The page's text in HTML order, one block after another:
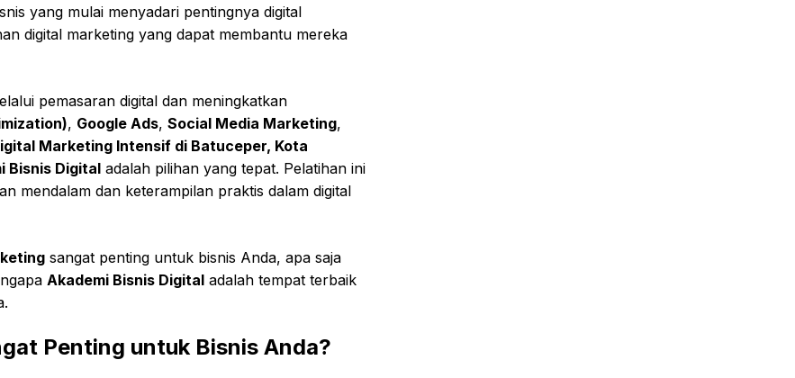
yang mulai menyadari pentingnya digital
digital marketing yang dapat membantu mereka
pemasaran digital dan meningkatkan
, Google Ads, Social Media Marketing,
Marketing Intensif di Batuceper, Kota
Bisnis Digital adalah pilihan yang tepat. Pelatihan ini
mendalam dan keterampilan praktis dalam digital
sangat penting untuk bisnis Anda, apa saja
Akademi Bisnis Digital adalah tempat terbaik
Penting untuk Bisnis Anda?